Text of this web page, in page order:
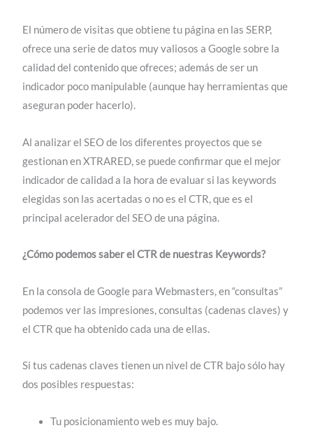
El número de visitas que obtiene tu página en las SERP,
ofrece una serie de datos muy valiosos a Google sobre la
calidad del contenido que ofreces; además de ser un
indicador poco manipulable (aunque hay herramientas que
aseguran poder hacerlo).
Al analizar el SEO de los diferentes proyectos que se
gestionan en XTRARED, se puede confirmar que el mejor
indicador de calidad a la hora de evaluar si las keywords
elegidas son las acertadas o no es el CTR, que es el
principal acelerador del SEO de una página.
¿Cómo podemos saber el CTR de nuestras Keywords?
En la consola de Google para Webmasters, en “consultas”
podemos ver las impresiones, consultas (cadenas claves) y
el CTR que ha obtenido cada una de ellas.
Si tus cadenas claves tienen un nivel de CTR bajo sólo hay
dos posibles respuestas:
Tu posicionamiento web es muy bajo.